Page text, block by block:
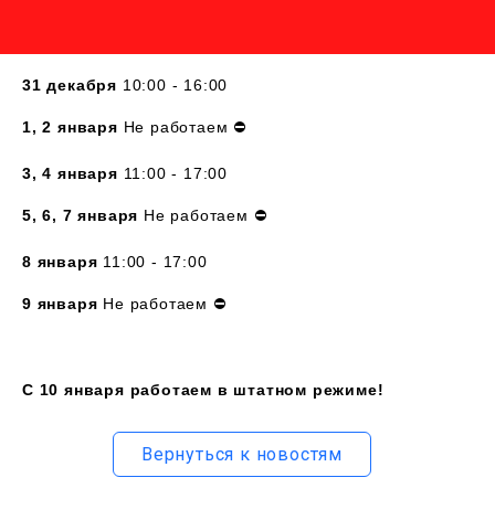
31 декабря 10:00 - 16:00
1, 2 января Не работаем ⛔
3, 4 января 11:00 - 17:00
5, 6, 7 января Не работаем ⛔
8 января 11:00 - 17:00
9 января Не работаем ⛔
С 10 января работаем в штатном режиме!
Вернуться к новостям